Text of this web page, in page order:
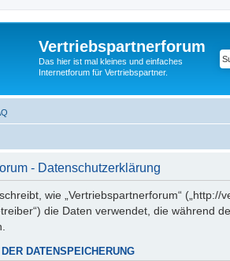
Vertriebspartnerforum
Das hier ist mal kleines und einfaches
Internetforum für Vertriebspartner.
- Datenschutzerklärung
wie „Vertriebspartnerforum“ („http://
die Daten verwendet, die während
DATENSPEICHERUNG